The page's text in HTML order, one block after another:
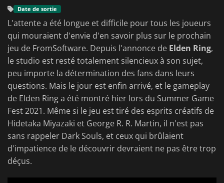
Date de sortie
L'attente a été longue et difficile pour tous les joueurs
qui mouraient d'envie d'en savoir plus sur le prochain
jeu de FromSoftware. Depuis l'annonce de Elden Ring,
le studio est resté totalement silencieux à son sujet,
peu importe la détermination des fans dans leurs
questions. Mais le jour est enfin arrivé, et le gameplay
de Elden Ring a été montré hier lors du Summer Game
Fest 2021. Même si le jeu est tiré des esprits créatifs de
Hidetaka Miyazaki et George R. R. Martin, il n'est pas
sans rappeler Dark Souls, et ceux qui brûlaient
d'impatience de le découvrir devraient ne pas être trop
déçus.